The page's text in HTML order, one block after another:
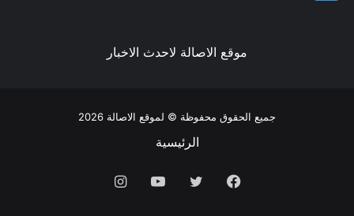
موقع الاصالة لاحدث الاخبار
جميع الحقوق محفوظة © لموقع الاصالة 2026
الرئيسية
فيسبوك تويتر يوتيوب